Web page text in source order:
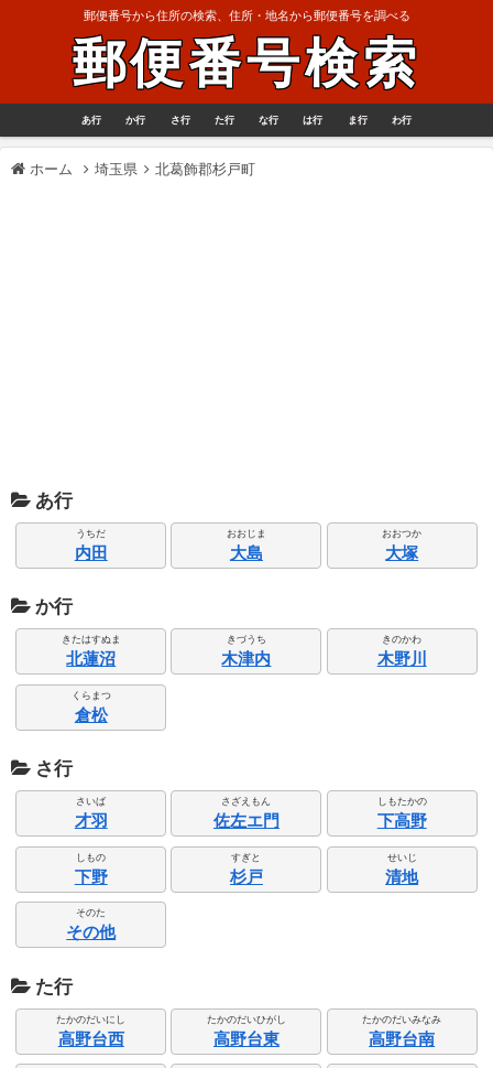
郵便番号から住所の検索、住所・地名から郵便番号を調べる
郵便番号検索
あ行 か行 さ行 た行 な行 は行 ま行 わ行
ホーム 埼玉県 北葛飾郡杉戸町
あ行
うちだ
内田
おおじま
大島
おおつか
大塚
か行
きたはすぬま
北蓮沼
きづうち
木津内
きのかわ
木野川
くらまつ
倉松
さ行
さいば
才羽
さざえもん
佐左エ門
しもたかの
下高野
しもの
下野
すぎと
杉戸
せいじ
清地
そのた
その他
た行
たかのだいにし
高野台西
たかのだいひがし
高野台東
たかのだいみなみ
高野台南